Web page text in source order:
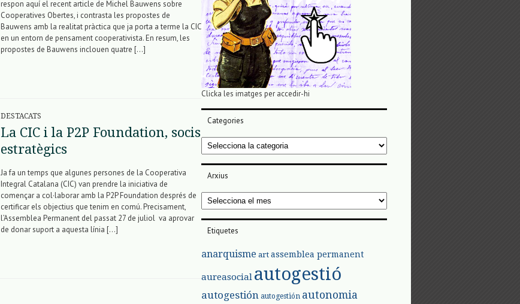
respon aquí el recent article de Michel Bauwens sobre
Cooperatives Obertes, i contrasta les propostes de
Bauwens amb la realitat pràctica que ja porta a terme la CIC
en un entorn de pensament cooperativista. En resum, les
propostes de Bauwens inclouen quatre […]
DESTACATS
La CIC i la P2P Foundation, socis
estratègics
Ja fa un temps que algunes persones de la Cooperativa
Integral Catalana (CIC) van prendre la iniciativa de
començar a col·laborar amb la P2P Foundation després de
certificar els objectius que tenim en comú. Precisament,
l’Assemblea Permanent del passat 27 de juliol va aprovar
de donar suport a aquesta línia […]
Clicka les imatges per accedir-hi
Categories
Categories
Arxius
Arxius
Etiquetes
anarquisme art assemblea permanent
aureasocial autogestió
autogestión autogestión autonomia